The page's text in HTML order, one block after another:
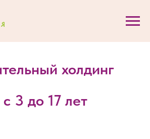
холдинг
3 до 17 лет